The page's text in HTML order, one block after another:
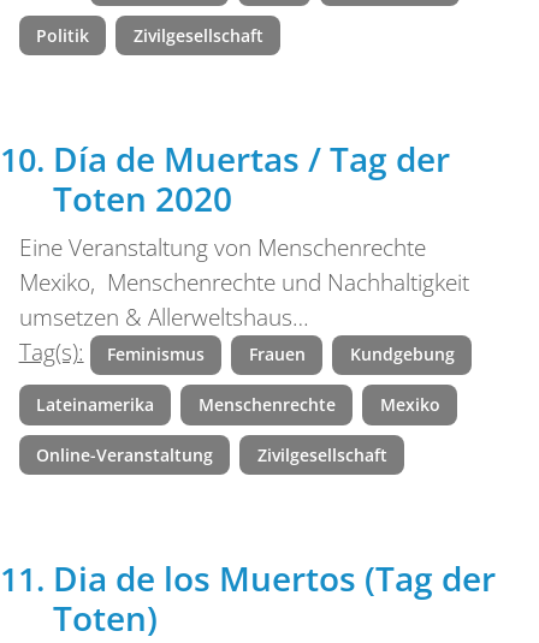
Politik Zivilgesellschaft
Día de Muertas / Tag der
Toten 2020
Eine Veranstaltung von Menschenrechte
Mexiko, Menschenrechte und Nachhaltigkeit
umsetzen & Allerweltshaus…
Tag(s):
Feminismus Frauen Kundgebung
Lateinamerika Menschenrechte Mexiko
Online-Veranstaltung Zivilgesellschaft
Dia de los Muertos (Tag der
Toten)